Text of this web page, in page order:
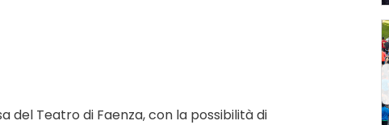
del Teatro di Faenza, con la possibilità di